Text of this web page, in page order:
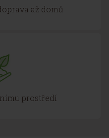
až domů
prostředí